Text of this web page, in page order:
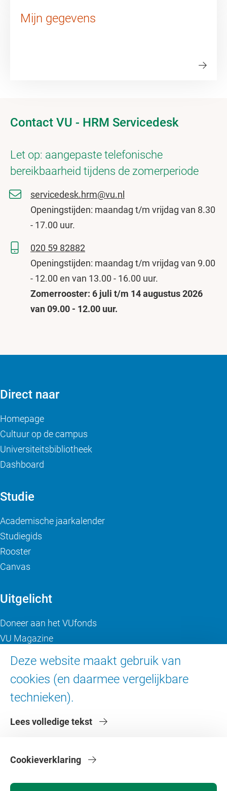
Mijn gegevens
Contact VU - HRM Servicedesk
Let op: aangepaste telefonische
bereikbaarheid tijdens de zomerperiode
servicedesk.hrm@vu.nl
Openingstijden: maandag t/m vrijdag van 8.30
- 17.00 uur.
020 59 82882
Openingstijden: maandag t/m vrijdag van 9.00
- 12.00 en van 13.00 - 16.00 uur.
Zomerrooster: 6 juli t/m 14 augustus 2026
van 09.00 - 12.00 uur.
Deze website maakt gebruik van
cookies (en daarmee vergelijkbare
technieken).
Lees volledige tekst
Cookieverklaring
Direct naar
Homepage
Cultuur op de campus
Universiteitsbibliotheek
Dashboard
Studie
Academische jaarkalender
Studiegids
Rooster
Canvas
Uitgelicht
Doneer aan het VUfonds
VU Magazine
Over de VU
Contact en route
Faculteiten